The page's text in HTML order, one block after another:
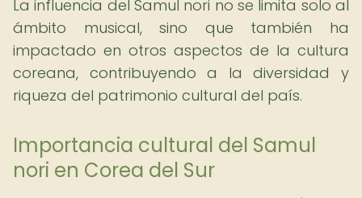
La influencia del Samul nori no se limita solo al
ámbito musical, sino que también ha
impactado en otros aspectos de la cultura
coreana, contribuyendo a la diversidad y
riqueza del patrimonio cultural del país.
Importancia cultural del Samul
nori en Corea del Sur